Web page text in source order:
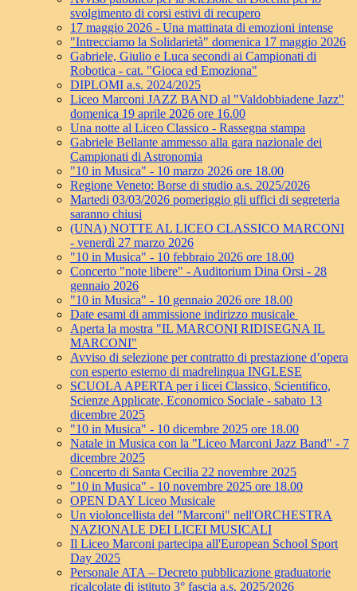
svolgimento di corsi estivi di recupero
17 maggio 2026 - Una mattinata di emozioni intense
"Intrecciamo la Solidarietà" domenica 17 maggio 2026
Gabriele, Giulio e Luca secondi ai Campionati di
Robotica - cat. "Gioca ed Emoziona"
DIPLOMI a.s. 2024/2025
Liceo Marconi JAZZ BAND al "Valdobbiadene Jazz"
domenica 19 aprile 2026 ore 16.00
Una notte al Liceo Classico - Rassegna stampa
Gabriele Bellante ammesso alla gara nazionale dei
Campionati di Astronomia
"10 in Musica" - 10 marzo 2026 ore 18.00
Regione Veneto: Borse di studio a.s. 2025/2026
Martedi 03/03/2026 pomeriggio gli uffici di segreteria
saranno chiusi
(UNA) NOTTE AL LICEO CLASSICO MARCONI
- venerdì 27 marzo 2026
"10 in Musica" - 10 febbraio 2026 ore 18.00
Concerto "note libere" - Auditorium Dina Orsi - 28
gennaio 2026
"10 in Musica" - 10 gennaio 2026 ore 18.00
Date esami di ammissione indirizzo musicale
Aperta la mostra "IL MARCONI RIDISEGNA IL
MARCONI"
Avviso di selezione per contratto di prestazione d’opera
con esperto esterno di madrelingua INGLESE
SCUOLA APERTA per i licei Classico, Scientifico,
Scienze Applicate, Economico Sociale - sabato 13
dicembre 2025
"10 in Musica" - 10 dicembre 2025 ore 18.00
Natale in Musica con la "Liceo Marconi Jazz Band" - 7
dicembre 2025
Concerto di Santa Cecilia 22 novembre 2025
"10 in Musica" - 10 novembre 2025 ore 18.00
OPEN DAY Liceo Musicale
Un violoncellista del "Marconi" nell'ORCHESTRA
NAZIONALE DEI LICEI MUSICALI
Il Liceo Marconi partecipa all'European School Sport
Day 2025
Personale ATA – Decreto pubblicazione graduatorie
ricalcolate di istituto 3° fascia a.s. 2025/2026